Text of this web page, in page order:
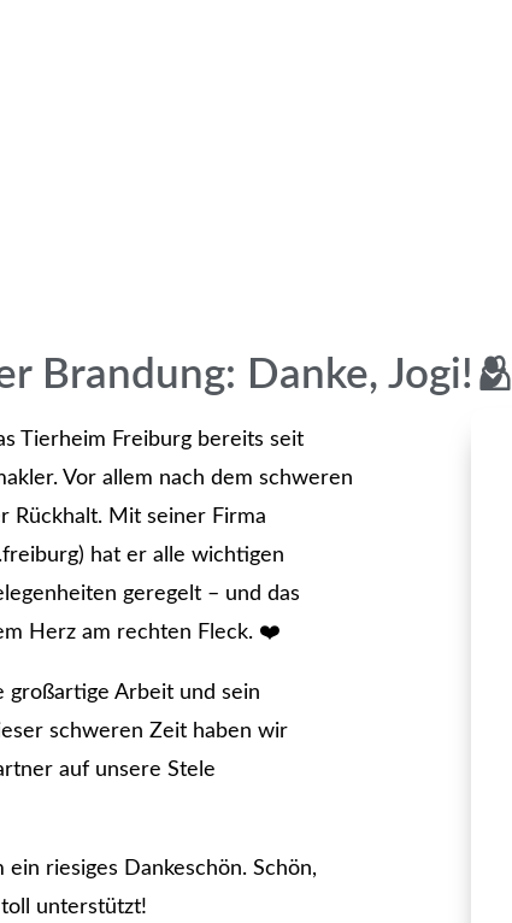
Brandung: Danke, Jogi!🫂
Tierheim Freiburg bereits seit
Vor allem nach dem schweren
Rückhalt. Mit seiner Firma
hat er alle wichtigen
geregelt – und das
Herz am rechten Fleck. ❤️
großartige Arbeit und sein
schweren Zeit haben wir
auf unsere Stele
ein riesiges Dankeschön. Schön,
unterstützt!